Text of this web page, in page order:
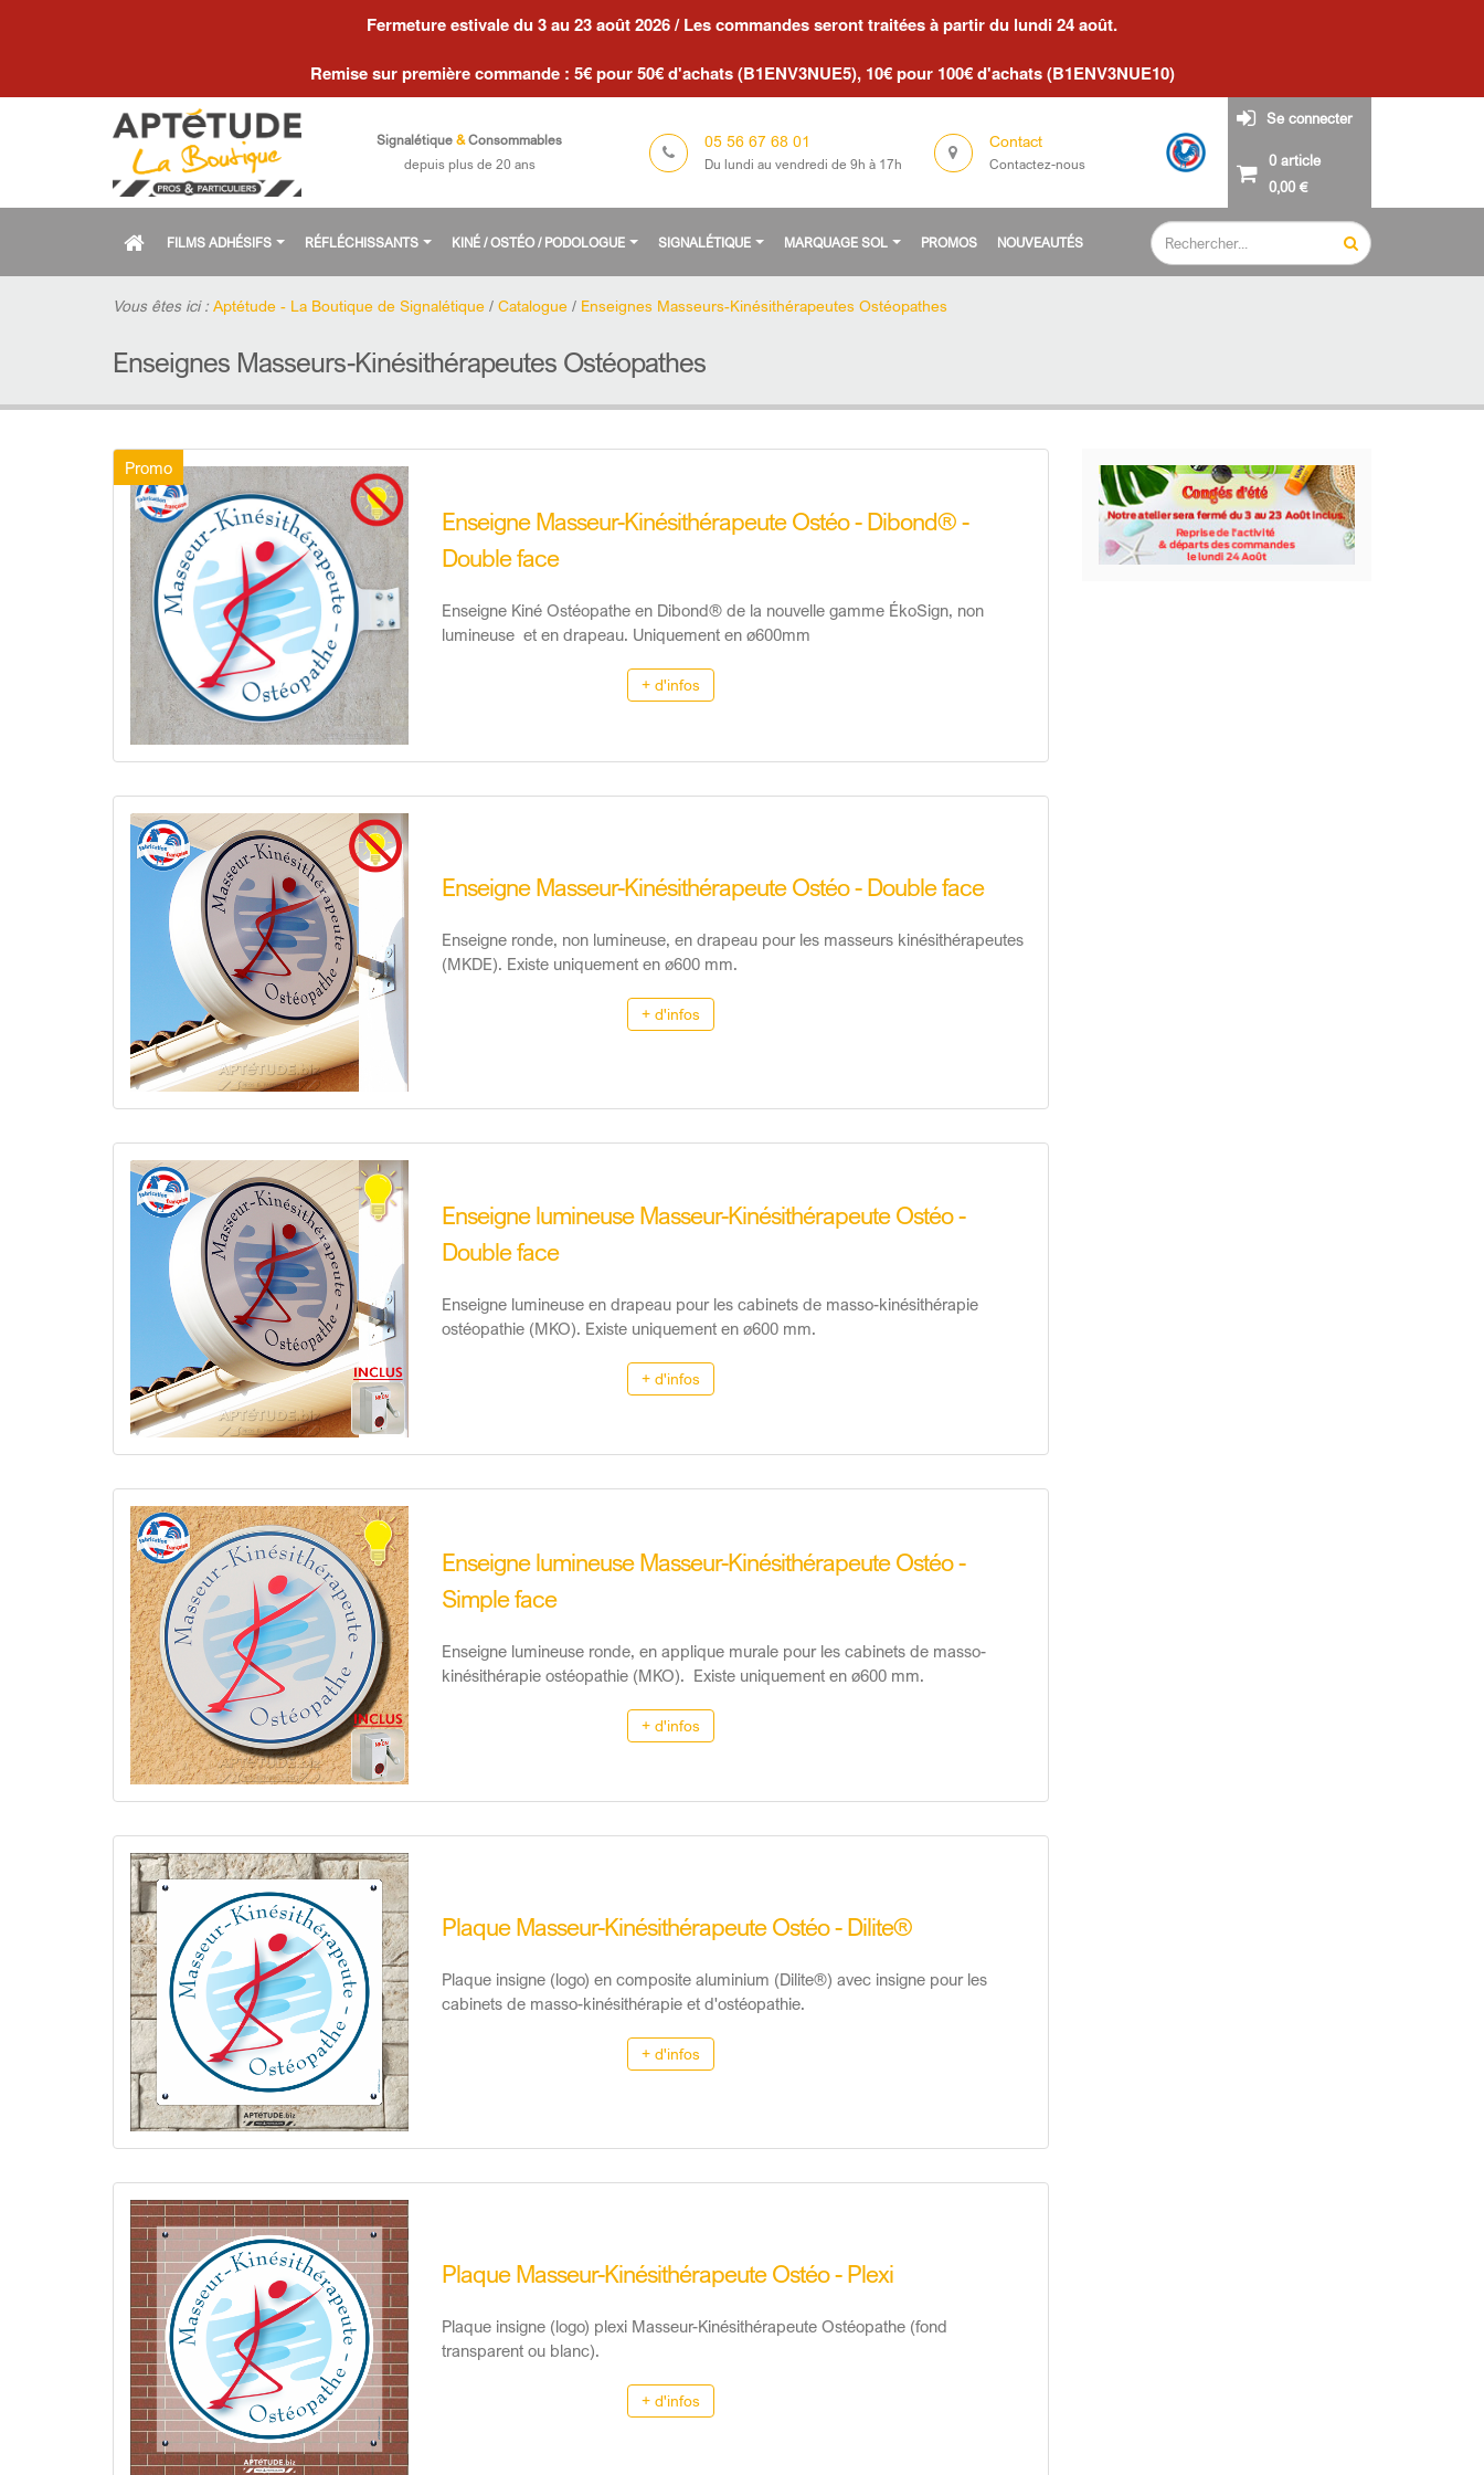
Fermeture estivale du 3 au 23 août 2026 / Les commandes seront traitées à partir du lundi 24 août.
Remise sur première commande : 5€ pour 50€ d'achats (B1ENV3NUE5), 10€ pour 100€ d'achats (B1ENV3NUE10)
Signalétique&Consommables
depuis plus de 20 ans
05 56 67 68 01
Du lundi au vendredi de 9h à 17h
Contact
Contactez-nous
Se connecter
0 article
0,00 €
FILMS ADHÉSIFS RÉFLÉCHISSANTS KINÉ / OSTÉO / PODOLOGUE SIGNALÉTIQUE MARQUAGE SOL PROMOS NOUVEAUTÉS
Vous êtes ici : Aptétude - La Boutique de Signalétique / Catalogue / Enseignes Masseurs-Kinésithérapeutes Ostéopathes
Enseignes Masseurs-Kinésithérapeutes Ostéopathes
Enseigne Masseur-Kinésithérapeute Ostéo - Dibond® -
Double face
Enseigne Kiné Ostéopathe en Dibond® de la nouvelle gamme ÉkoSign, non
lumineuse et en drapeau. Uniquement en ø600mm
+ d'infos
Enseigne Masseur-Kinésithérapeute Ostéo - Double face
Enseigne ronde, non lumineuse, en drapeau pour les masseurs kinésithérapeutes
(MKDE). Existe uniquement en ø600 mm.
+ d'infos
Enseigne lumineuse Masseur-Kinésithérapeute Ostéo -
Double face
Enseigne lumineuse en drapeau pour les cabinets de masso-kinésithérapie
ostéopathie (MKO). Existe uniquement en ø600 mm.
+ d'infos
Enseigne lumineuse Masseur-Kinésithérapeute Ostéo -
Simple face
Enseigne lumineuse ronde, en applique murale pour les cabinets de masso-
kinésithérapie ostéopathie (MKO). Existe uniquement en ø600 mm.
+ d'infos
Plaque Masseur-Kinésithérapeute Ostéo - Dilite®
Plaque insigne (logo) en composite aluminium (Dilite®) avec insigne pour les
cabinets de masso-kinésithérapie et d'ostéopathie.
+ d'infos
Plaque Masseur-Kinésithérapeute Ostéo - Plexi
Plaque insigne (logo) plexi Masseur-Kinésithérapeute Ostéopathe (fond
transparent ou blanc).
+ d'infos